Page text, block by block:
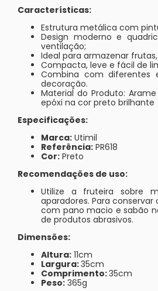
Características:
Estrutura metálica com
Design moderno e
ventilação;
Ideal para armazenar
Compacta, leve e fácil de
Combina com diferentes
decoração.
Material do Produto:
epóxi na cor preto brilhante
Especificações:
Marca: Utimil
Referência: PR618
Cor: Preto
Recomendações de uso:
Utilize a fruteira sobre
aparadores. Para
com pano macio e sabão
de produtos abrasivos.
Dimensões:
Altura: 11cm
Largura:35cm
Comprimento:35cm
Peso: 365g